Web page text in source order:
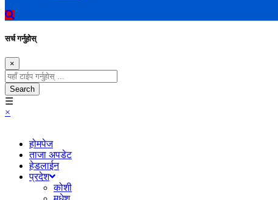
सर्च गर्नुहोस्
×
Search
☰
×
होमपेज
ताजा अपडेट
हेडलाईन
प्रदेश
कोशी